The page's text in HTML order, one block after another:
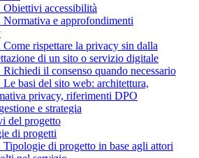
Obiettivi accessibilità
Normativa e approfondimenti
Come rispettare la privacy sin dalla
di un sito o servizio digitale
Richiedi il consenso quando necessario
Le basi del sito web: architettura,
privacy, riferimenti DPO
e strategia
del progetto
di progetti
Tipologie di progetto in base agli attori